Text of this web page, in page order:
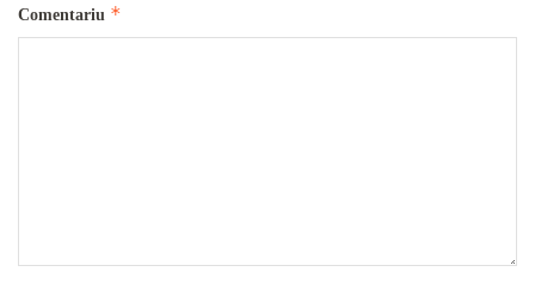
Comentariu *